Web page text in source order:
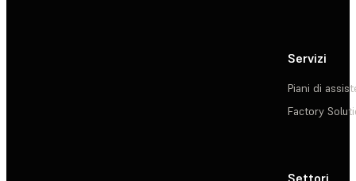
Servizi
Piani di
Factory
Settori